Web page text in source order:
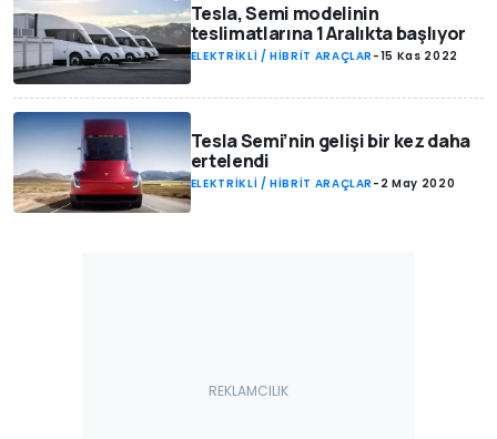
Tesla, Semi modelinin
teslimatlarına 1 Aralıkta başlıyor
ELEKTRİKLİ / HİBRİT ARAÇLAR -15 Kas 2022
Tesla Semi’nin gelişi bir kez daha
ertelendi
ELEKTRİKLİ / HİBRİT ARAÇLAR - 2 May 2020